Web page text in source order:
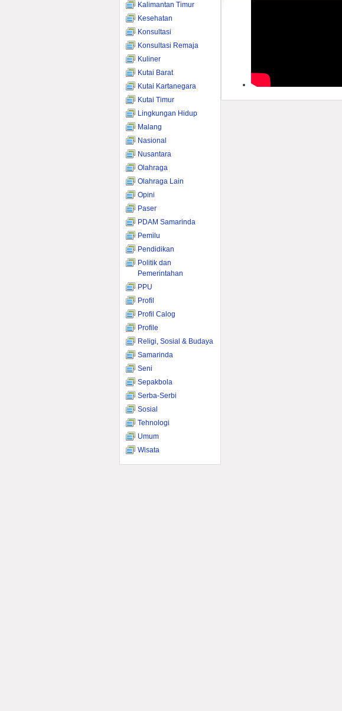
Kalimantan Timur
Kesehatan
Konsultasi
Konsultasi Remaja
Kuliner
Kutai Barat
Kutai Kartanegara
Kutai Timur
Lingkungan Hidup
Malang
Nasional
Nusantara
Olahraga
Olahraga Lain
Opini
Paser
PDAM Samarinda
Pemilu
Pendidikan
Politik dan
Pemerintahan
PPU
Profil
Profil Calog
Profile
Religi, Sosial & Budaya
Samarinda
Seni
Sepakbola
Serba-Serbi
Sosial
Tehnologi
Umum
Wisata